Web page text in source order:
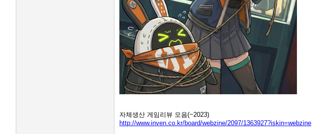
자체생산 게임리뷰 모음(~2023)
http://www.inven.co.kr/board/webzine/2097/1363927?iskin=webzine